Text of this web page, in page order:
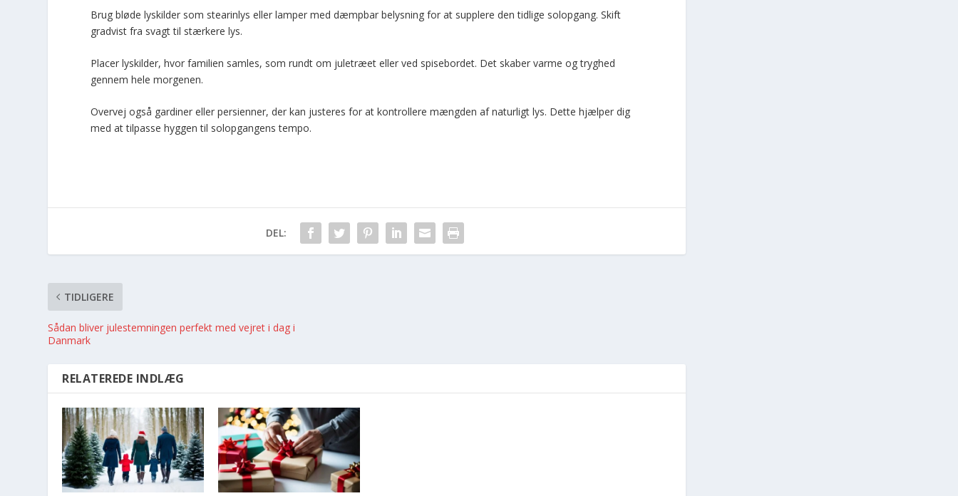
Brug bløde lyskilder som stearinlys eller lamper med dæmpbar belysning for at supplere den tidlige solopgang. Skift
gradvist fra svagt til stærkere lys.
Placer lyskilder, hvor familien samles, som rundt om juletræet eller ved spisebordet. Det skaber varme og tryghed
gennem hele morgenen.
Overvej også gardiner eller persienner, der kan justeres for at kontrollere mængden af naturligt lys. Dette hjælper dig
med at tilpasse hyggen til solopgangens tempo.
DEL:
TIDLIGERE
Sådan bliver julestemningen perfekt med vejret i dag i
Danmark
RELATEREDE INDLÆG